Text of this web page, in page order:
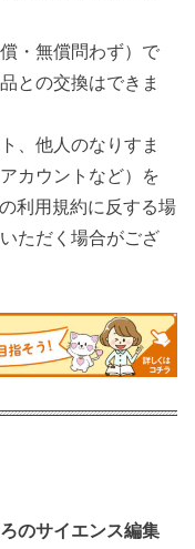
・無償問わず）で
との交換はできま
、他人のなりすま
カウントなど）を
利用規約に反する場
ただく場合がござ
のサイエンス編集